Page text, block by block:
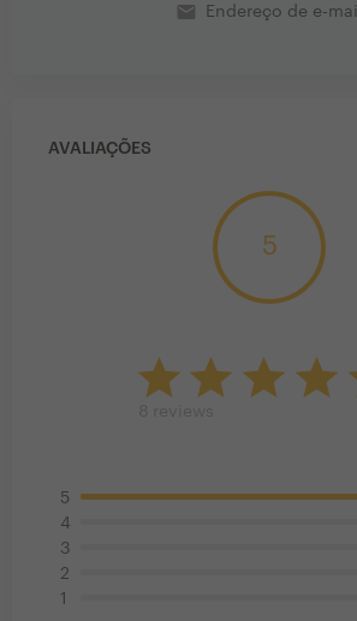
email Endereço de e-mail
AVALIAÇÕES
5
5
4
3
2
1